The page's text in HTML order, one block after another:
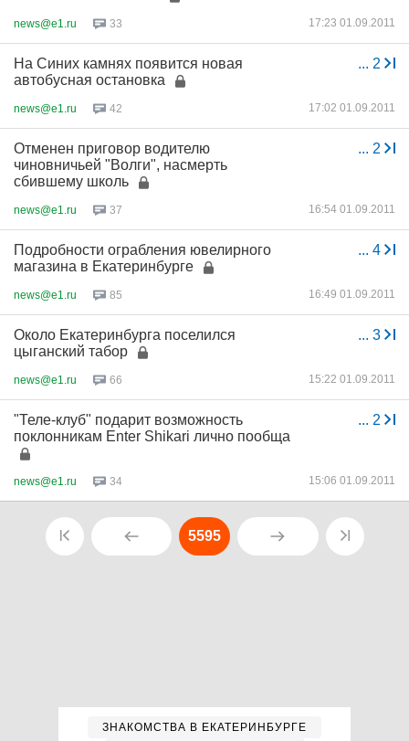
news@e1.ru 33 17:23 01.09.2011
... 2
На Синих камнях появится новая
автобусная остановка
news@e1.ru 42 17:02 01.09.2011
... 2
Отменен приговор водителю
чиновничьей "Волги", насмерть
сбившему школь
news@e1.ru 37 16:54 01.09.2011
... 4
Подробности ограбления ювелирного
магазина в Екатеринбурге
news@e1.ru 85 16:49 01.09.2011
... 3
Около Екатеринбурга поселился
цыганский табор
news@e1.ru 66 15:22 01.09.2011
... 2
"Теле-клуб" подарит возможность
поклонникам Enter Shikari лично пообща
news@e1.ru 34 15:06 01.09.2011
5595
ЗНАКОМСТВА В ЕКАТЕРИНБУРГЕ